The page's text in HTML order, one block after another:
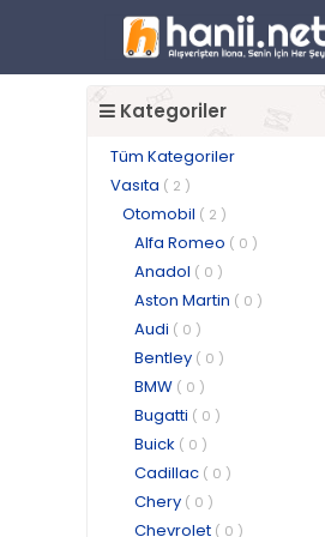
Kategoriler
Tüm Kategoriler
Vasıta ( 2 )
Otomobil ( 2 )
Alfa Romeo ( 0 )
Anadol ( 0 )
Aston Martin ( 0 )
Audi ( 0 )
Bentley ( 0 )
BMW ( 0 )
Bugatti ( 0 )
Buick ( 0 )
Cadillac ( 0 )
Chery ( 0 )
Chevrolet ( 0 )